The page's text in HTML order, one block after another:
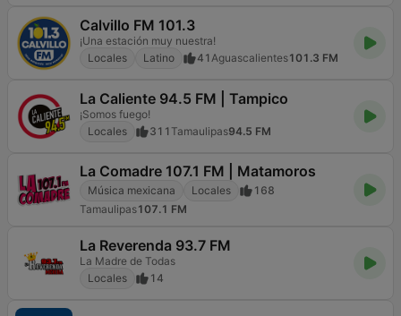
Calvillo FM 101.3
¡Una estación muy nuestra!
Locales
Latino 41 Aguascalientes101.3 FM
La Caliente 94.5 FM | Tampico
¡Somos fuego!
Locales
311 Tamaulipas94.5 FM
La Comadre 107.1 FM | Matamoros
Música mexicana Locales
168
Tamaulipas107.1 FM
La Reverenda 93.7 FM
La Madre de Todas
Locales
14